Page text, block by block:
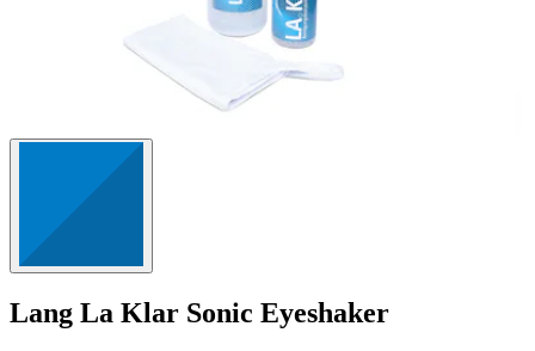
Lang La Klar Sonic Eyeshaker